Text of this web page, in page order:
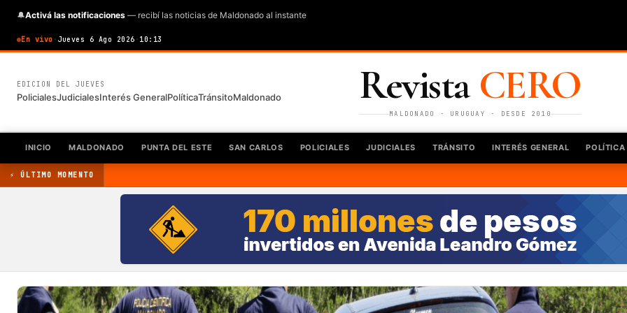
🔔Activá las notificaciones — recibí las noticias de Maldonado al instante
En vivo · Jueves 6 Ago 2026 · 10:13
EDICION DEL JUEVES
PolicialesJudicialesInterés GeneralPolíticaTránsitoMaldonado RevistaCERO
MALDONADO · URUGUAY · DESDE 2010
INICIO MALDONADO PUNTA DEL ESTE SAN CARLOS POLICIALES JUDICIALES TRÁNSITO INTERÉS GENERAL POLÍTICA
⚡ ÚLTIMO MOMENTO